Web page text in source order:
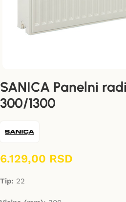
SANICA Panelni
300/1300
6.129,00 RSD
Tip: 22